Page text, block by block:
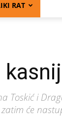
RAT
Toskić i
će